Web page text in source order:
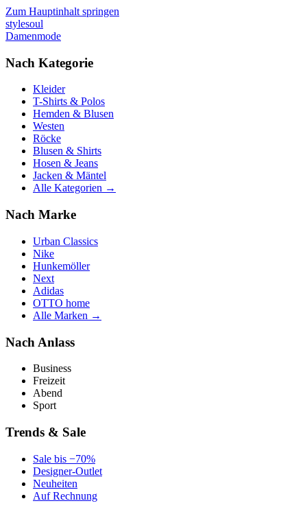
Zum Hauptinhalt springen
stylesoul
Damenmode
Nach Kategorie
Kleider
T-Shirts & Polos
Hemden & Blusen
Westen
Röcke
Blusen & Shirts
Hosen & Jeans
Jacken & Mäntel
Alle Kategorien →
Nach Marke
Urban Classics
Nike
Hunkemöller
Next
Adidas
OTTO home
Alle Marken →
Nach Anlass
Business
Freizeit
Abend
Sport
Trends & Sale
Sale bis −70%
Designer-Outlet
Neuheiten
Auf Rechnung